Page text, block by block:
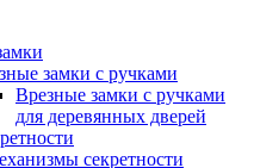
замки с ручками
Врезные замки с ручками
для деревянных дверей
секретности